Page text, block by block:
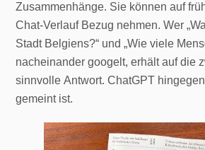
Zusammenhänge. Sie können auf
Chat-Verlauf Bezug nehmen. Wer
Stadt Belgiens?“ und „Wie viele
nacheinander googelt, erhält auf die
sinnvolle Antwort. ChatGPT
gemeint ist.